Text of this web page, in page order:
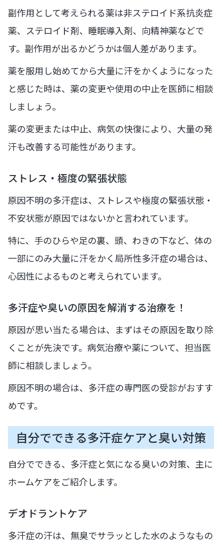
副作用として考えられる薬は非ステロイド系抗炎症
薬、ステロイド剤、睡眠導入剤、向精神薬などで
す。副作用が出るかどうかは個人差があります。
薬を服用し始めてから大量に汗をかくようになった
と感じた時は、薬の変更や使用の中止を医師に相談
しましょう。
薬の変更または中止、病気の快復により、大量の発
汗も改善する可能性があります。
ストレス・極度の緊張状態
原因不明の多汗症は、ストレスや極度の緊張状態・
不安状態が原因ではないかと言われています。
特に、手のひらや足の裏、頭、わきの下など、体の
一部にのみ大量に汗をかく局所性多汗症の場合は、
心因性によるものと考えられています。
多汗症や臭いの原因を解消する治療を！
原因が思い当たる場合は、まずはその原因を取り除
くことが先決です。病気治療や薬について、担当医
師に相談しましょう。
原因不明の場合は、多汗症の専門医の受診がおすす
めです。
自分でできる多汗症ケアと臭い対策
自分でできる、多汗症と気になる臭いの対策、主に
ホームケアをご紹介します。
デオドラントケア
多汗症の汗は、無臭でサラッとした水のようなもの